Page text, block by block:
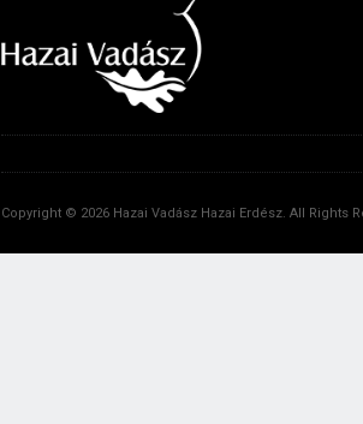
Copyright © 2026 Hazai Vadász Hazai Erdész. All Rights